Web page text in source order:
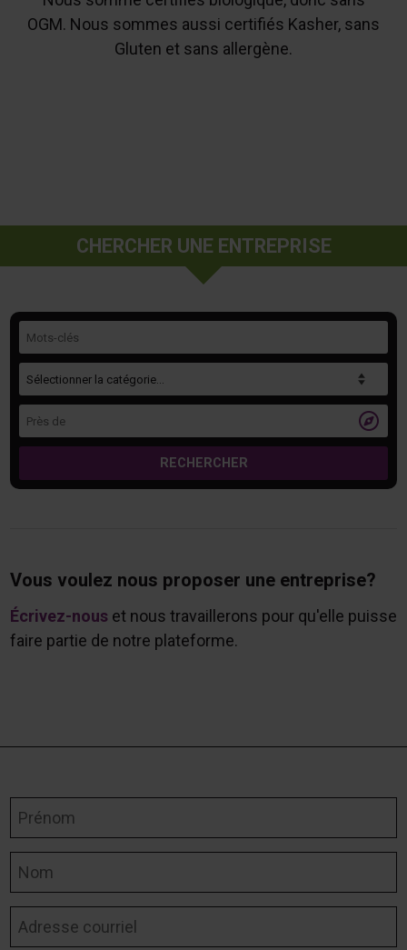
OGM. Nous sommes aussi certifiés Kasher, sans
Gluten et sans allergène.
CHERCHER UNE ENTREPRISE

RECHERCHER
Vous voulez nous proposer une entreprise?
Écrivez-nouset nous travaillerons pour qu'elle puisse
faire partie de notre plateforme.